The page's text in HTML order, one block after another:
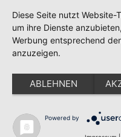
Diese Seite nutzt Website-
um ihre Dienste
Werbung entsprechend
anzuzeigen.
ABLEHNEN
Powered by